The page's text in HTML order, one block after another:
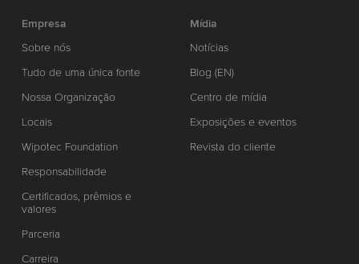
Empresa
Sobre nós
Tudo de uma única fonte
Nossa Organização
Locais
Wipotec Foundation
Responsabilidade
Certificados, prêmios e
valores
Parceria
Carreira
Mídia
Notícias
Blog (EN)
Centro de mídia
Exposições e eventos
Revista do cliente